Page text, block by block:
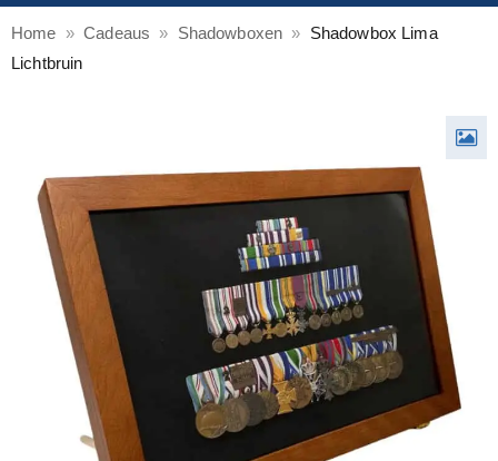
Home » Cadeaus » Shadowboxen » Shadowbox Lima
Lichtbruin